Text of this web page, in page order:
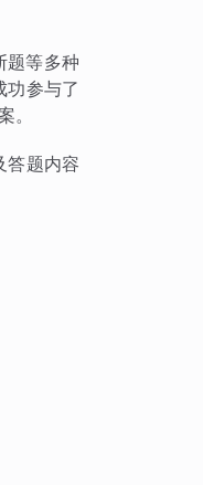
题等多种
功参与了
。
答题内容